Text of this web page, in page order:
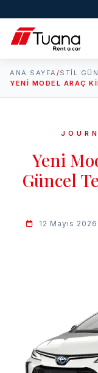
ANA SAYFA /STIL
Yeni
Güncel
12 Mayıs 2026